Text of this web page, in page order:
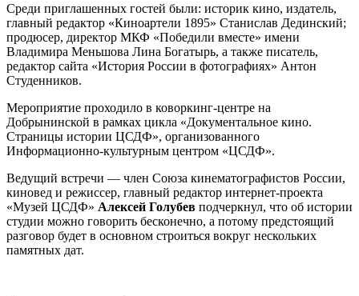
Среди приглашенных гостей были: историк кино, издатель,
главный редактор «Киноартели 1895» Станислав Дединский;
продюсер, директор МКФ «Победили вместе» имени
Владимира Меньшова Лина Богатырь, а также писатель,
редактор сайта «История России в фотографиях» Антон
Студенников.
Мероприятие проходило в коворкинг-центре на
Добрынинской в рамках цикла «Документальное кино.
Страницы истории ЦСДФ», организованного
Информационно-культурным центром «ЦСДФ».
Ведущий встречи — член Союза кинематографистов России,
киновед и режиссер, главный редактор интернет-проекта
«Музей ЦСДФ» Алексей Голубев подчеркнул, что об истории
студии можно говорить бесконечно, а потому предстоящий
разговор будет в основном строиться вокруг нескольких
памятных дат.